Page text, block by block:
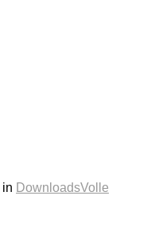
in DownloadsVolle